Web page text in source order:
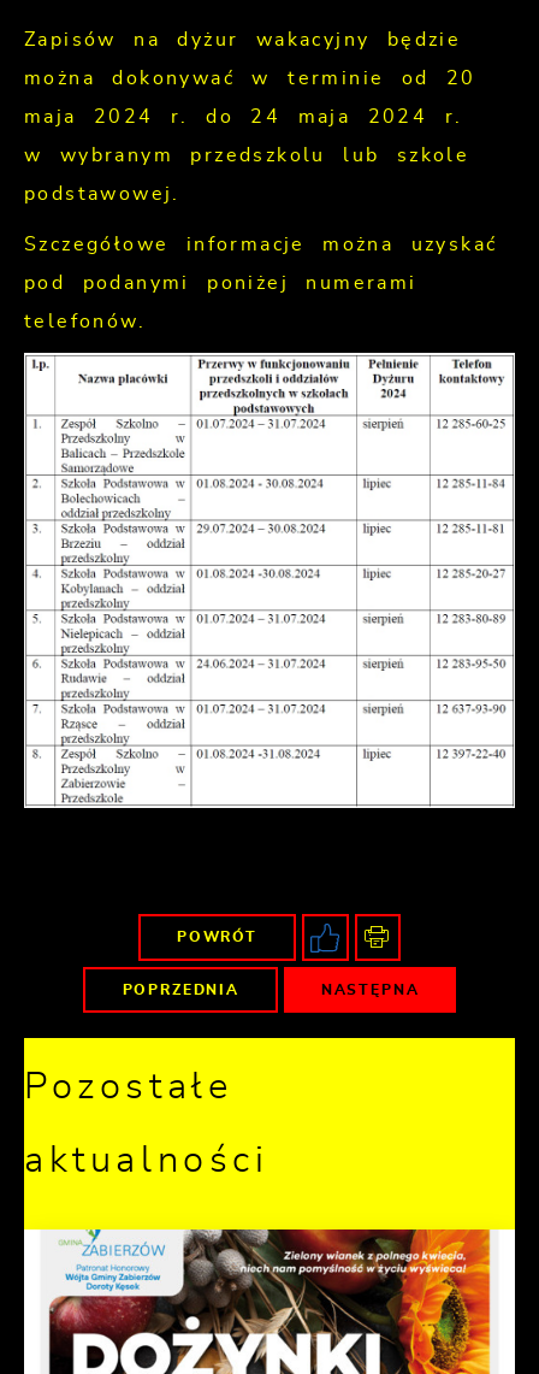
Zapisów na dyżur wakacyjny będzie
można dokonywać w terminie od 20
maja 2024 r. do 24 maja 2024 r.
w wybranym przedszkolu lub szkole
podstawowej.
Szczegółowe informacje można uzyskać
pod podanymi poniżej numerami
telefonów.
POWRÓT
POPRZEDNIA NASTĘPNA
Pozostałe
aktualności